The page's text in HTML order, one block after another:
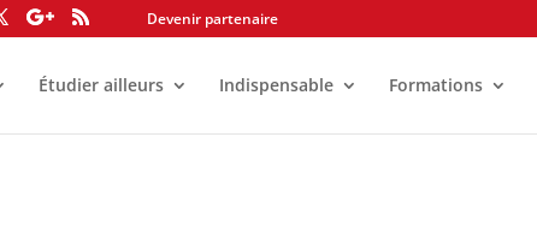
Devenir partenaire
Étudier ailleurs Indispensable Formations